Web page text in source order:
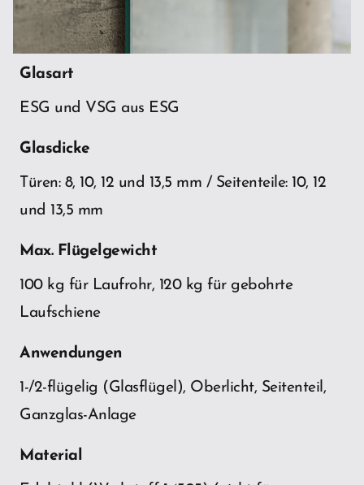
Glasart
ESG und VSG aus ESG
Glasdicke
Türen: 8, 10, 12 und 13,5 mm / Seitenteile: 10, 12
und 13,5 mm
Max. Flügelgewicht
100 kg für Laufrohr, 120 kg für gebohrte
Laufschiene
Anwendungen
1-/2-flügelig (Glasflügel), Oberlicht, Seitenteil,
Ganzglas-Anlage
Material